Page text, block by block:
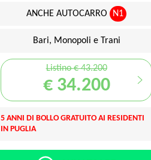
ANCHE AUTOCARRO N1
Bari, Monopoli e Trani
Listino € 43.200
€ 34.200
5 ANNI DI BOLLO GRATUITO AI RESIDENTI
IN PUGLIA